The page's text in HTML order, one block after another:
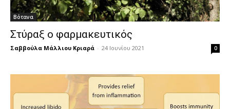
Βότανα
Στύραξ ο φαρμακευτικός
Σαββούλα Μάλλιου Κριαρά - 24 Ιουνίου 2021 0